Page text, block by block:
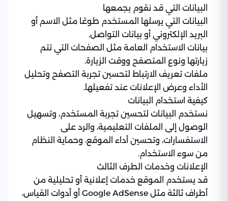
البيانات التي قد نقوم بجمعها
البيانات التي يرسلها المستخدم طوعًا مثل الاسم أو
البريد الإلكتروني أو بيانات التواصل.
بيانات الاستخدام العامة مثل الصفحات التي تتم
زيارتها ونوع المتصفح ووقت الزيارة.
ملفات تعريف الارتباط لتحسين تجربة التصفح وتحليل
الأداء وعرض الإعلانات عند تفعيلها.
كيفية استخدام البيانات
نستخدم البيانات لتحسين تجربة المستخدم، وتسهيل
الوصول إلى الملفات التعليمية، والرد على
الاستفسارات، وتحسين أداء الموقع، وحماية النظام
من سوء الاستخدام.
الإعلانات وخدمات الطرف الثالث
قد يستخدم الموقع خدمات إعلانية أو تحليلية من
أطراف ثالثة مثل Google AdSense أو أدوات القياس،